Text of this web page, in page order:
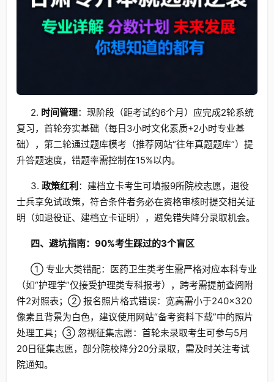
2. 时间管理：现阶段（距考试约6个月）应完成2轮系统
复习，首轮夯实基础（每日3小时文化素质+2小时专业基
础），第二轮通过题库模考（推荐网站“往年真题题库”）提
升答题速度，错题率需控制在15%以内。
3. 政策红利 ：建档立卡考生可填报9所院校志愿，退役
士兵享免试政策，符合条件者务必在资格审核时提交相关证
明（如退役证、建档立卡证明），避免错失降分录取机会。
四、避坑指南：90%考生踩过的3个盲区
① 专业大类错配：医药卫生类考生需严格对应本科专业
（如“护理学”仅接受护理类专科报考），跨考需提前查阅附
件2对照表；② 报名照片格式错误：宽高需小于240×320
像素且背景为白色，建议使用网站“备考资料下载”中的照片
处理工具；③ 忽视征集志愿：首轮未录取考生可参与5月
20日征集志愿，部分院校降分20分录取，需及时关注考试
院通知。